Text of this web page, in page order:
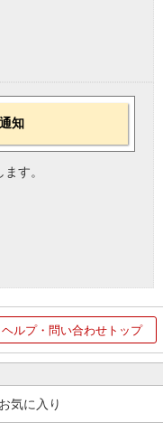
知
す。
ヘルプ・問い合わせトップ
お気に入り